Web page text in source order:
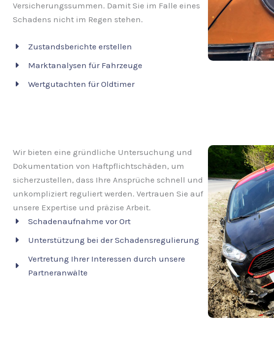
Versicherungssummen. Damit Sie im Falle eines
Schadens nicht im Regen stehen.
Zustandsberichte erstellen
Marktanalysen für Fahrzeuge
Wertgutachten für Oldtimer
Wir bieten eine gründliche Untersuchung und
Dokumentation von Haftpflichtschäden, um
sicherzustellen, dass Ihre Ansprüche schnell und
unkompliziert reguliert werden. Vertrauen Sie auf
unsere Expertise und präzise Arbeit.
Schadenaufnahme vor Ort
Unterstützung bei der Schadensregulierung
Vertretung Ihrer Interessen durch unsere
Partneranwälte